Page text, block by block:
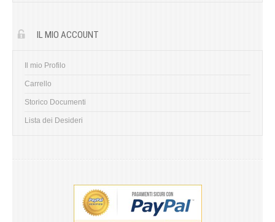
IL MIO ACCOUNT
Il mio Profilo
Carrello
Storico Documenti
Lista dei Desideri